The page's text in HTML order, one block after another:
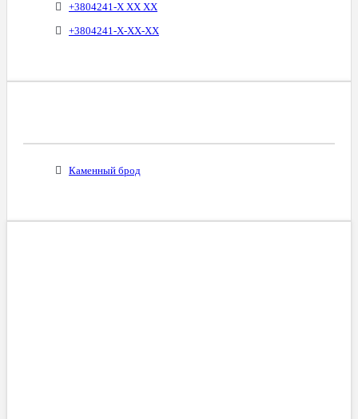
+3804241-X XX XX
+3804241-X-XX-XX
Каменный брод